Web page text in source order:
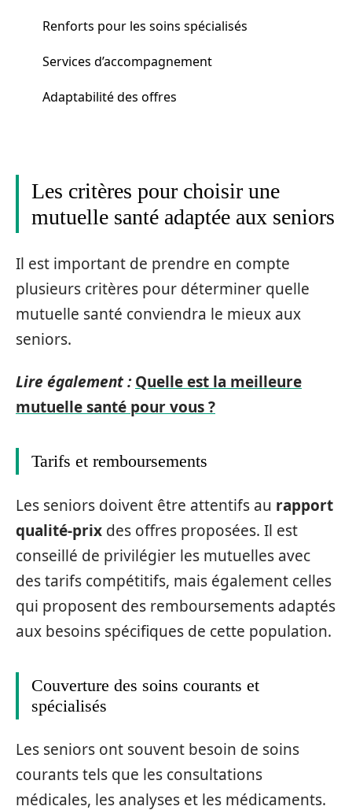
Renforts pour les soins spécialisés
Services d’accompagnement
Adaptabilité des offres
Les critères pour choisir une
mutuelle santé adaptée aux seniors
Il est important de prendre en compte
plusieurs critères pour déterminer quelle
mutuelle santé conviendra le mieux aux
seniors.
Lire également : Quelle est la meilleure
mutuelle santé pour vous ?
Tarifs et remboursements
Les seniors doivent être attentifs au rapport
qualité-prix des offres proposées. Il est
conseillé de privilégier les mutuelles avec
des tarifs compétitifs, mais également celles
qui proposent des remboursements adaptés
aux besoins spécifiques de cette population.
Couverture des soins courants et
spécialisés
Les seniors ont souvent besoin de soins
courants tels que les consultations
médicales, les analyses et les médicaments.